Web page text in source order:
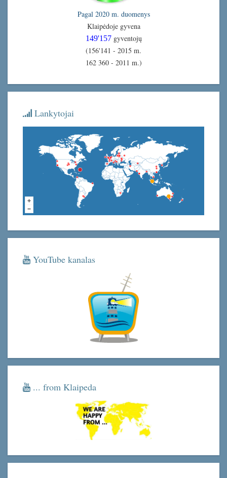
Pagal 2020 m. duomenys
Klaipėdoje gyvena
149'157 gyventojų
(156'141 - 2015 m.
162 360 - 2011 m.)
Lankytojai
YouTube kanalas
... from Klaipeda